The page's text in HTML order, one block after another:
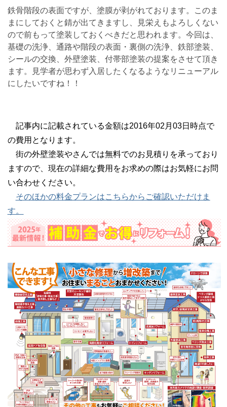
鉄骨階段の表面ですが、塗膜が剥がれております。このま
まにしておくと錆が出てきますし、見栄えもよろしくない
ので前もって塗装しておくべきだと思われます。今回は、
基礎の洗浄、通路や階段の表面・裏側の洗浄、鉄部塗装、
シールの交換、外壁塗装、付帯部塗装の提案をさせて頂き
ます。見学者が思わず入居したくなるようなリニューアル
にしたいですね！！
記事内に記載されている金額は2016年02月03日時点で
の費用となります。
街の外壁塗装やさんでは無料でのお見積りを承っており
ますので、現在の詳細な費用をお求めの際はお気軽にお問
い合わせください。
そのほかの料金プランはこちらからご確認いただけま
す。